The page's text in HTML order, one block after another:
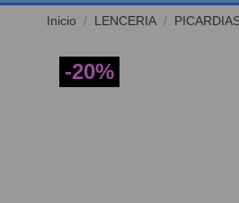
Inicio LENCERIA
-20%